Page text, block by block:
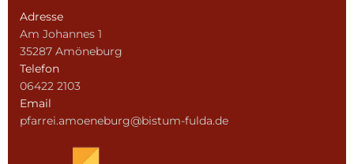
Adresse
Am Johannes 1
35287 Amöneburg
Telefon
06422 2103
Email
pfarrei.amoeneburg@bistum-fulda.de